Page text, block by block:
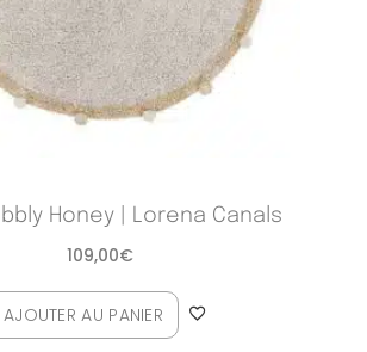
Honey | Lorena Canals
109,00€
AJOUTER AU PANIER